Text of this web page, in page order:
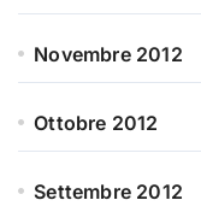
Novembre 2012
Ottobre 2012
Settembre 2012